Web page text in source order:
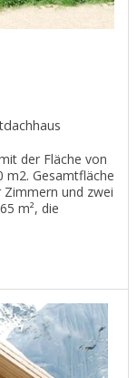
der Fläche von
m2. Gesamtfläche
Zimmern und zwei
m², die